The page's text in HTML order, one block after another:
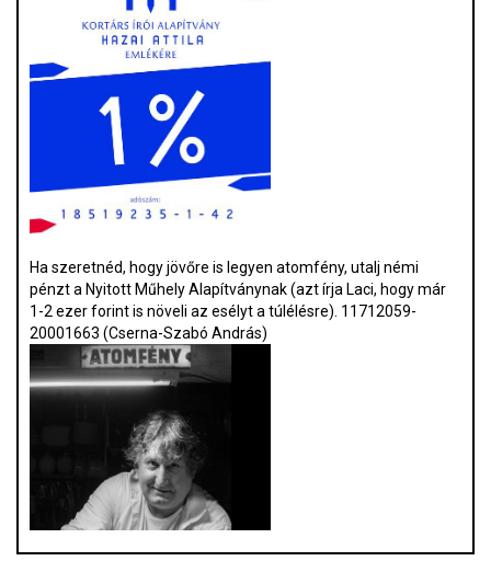
Ha szeretnéd, hogy jövőre is legyen atomfény, utalj némi
pénzt a Nyitott Műhely Alapítványnak (azt írja Laci, hogy már
1-2 ezer forint is növeli az esélyt a túlélésre). 11712059-
20001663 (Cserna-Szabó András)